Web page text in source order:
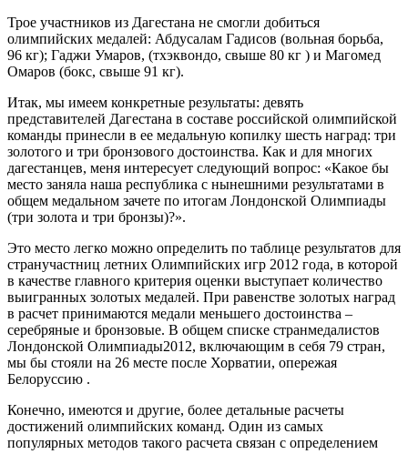
Трое участников из Дагестана не смогли добиться
олимпийских медалей: Абдусалам Гадисов (вольная борьба,
96 кг); Гаджи Умаров, (тхэквондо, свыше 80 кг ) и Магомед
Омаров (бокс, свыше 91 кг).
Итак, мы имеем конкретные результаты: девять
представителей Дагестана в составе российской олимпийской
команды принесли в ее медальную копилку шесть наград: три
золотого и три бронзового достоинства. Как и для многих
дагестанцев, меня интересует следующий вопрос: «Какое бы
место заняла наша республика с нынешними результатами в
общем медальном зачете по итогам Лондонской Олимпиады
(три золота и три бронзы)?».
Это место легко можно определить по таблице результатов для
стран­участниц летних Олимпийских игр 2012 года, в которой
в качестве главного критерия оценки выступает количество
выигранных золотых медалей. При равенстве золотых наград
в расчет принимаются медали меньшего достоинства –
серебряные и бронзовые. В общем списке странмедалистов
Лондонской Олимпиады2012, включающим в себя 79 стран,
мы бы стояли на 26 месте после Хорватии, опережая
Белоруссию .
Конечно, имеются и другие, более детальные расчеты
достижений олимпийских команд. Один из самых
популярных методов такого расчета связан с определением